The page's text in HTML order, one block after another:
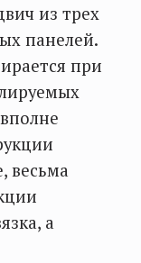
из трех
панелей.
при
весьма
а